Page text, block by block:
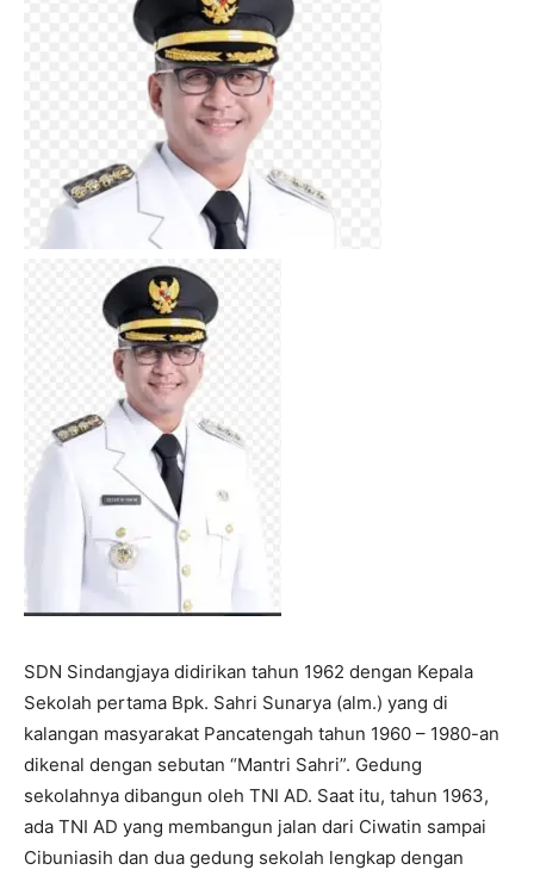
SDN Sindangjaya didirikan tahun 1962 dengan Kepala
Sekolah pertama Bpk. Sahri Sunarya (alm.) yang di
kalangan masyarakat Pancatengah tahun 1960 – 1980-an
dikenal dengan sebutan “Mantri Sahri”. Gedung
sekolahnya dibangun oleh TNI AD. Saat itu, tahun 1963,
ada TNI AD yang membangun jalan dari Ciwatin sampai
Cibuniasih dan dua gedung sekolah lengkap dengan